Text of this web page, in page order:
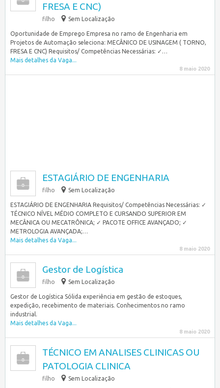
FRESA E CNC)
filho Sem Localização
Oportunidade de Emprego Empresa no ramo de Engenharia em
Projetos de Automação seleciona: MECÂNICO DE USINAGEM ( TORNO,
FRESA E CNC) Requisitos/ Competências Necessárias: ✓…
Mais detalhes da Vaga...
8 maio 2020
ESTAGIÁRIO DE ENGENHARIA
filho Sem Localização
ESTAGIÁRIO DE ENGENHARIA Requisitos/ Competências Necessárias: ✓
TÉCNICO NÍVEL MÉDIO COMPLETO E CURSANDO SUPERIOR EM
MECÂNICA OU MECATRÔNICA; ✓ PACOTE OFFICE AVANÇADO; ✓
METROLOGIA AVANÇADA;…
Mais detalhes da Vaga...
8 maio 2020
Gestor de Logística
filho Sem Localização
Gestor de Logística Sólida experiência em gestão de estoques,
expedição, recebimento de materiais. Conhecimentos no ramo
industrial.
Mais detalhes da Vaga...
8 maio 2020
TÉCNICO EM ANALISES CLINICAS OU
PATOLOGIA CLINICA
filho Sem Localização